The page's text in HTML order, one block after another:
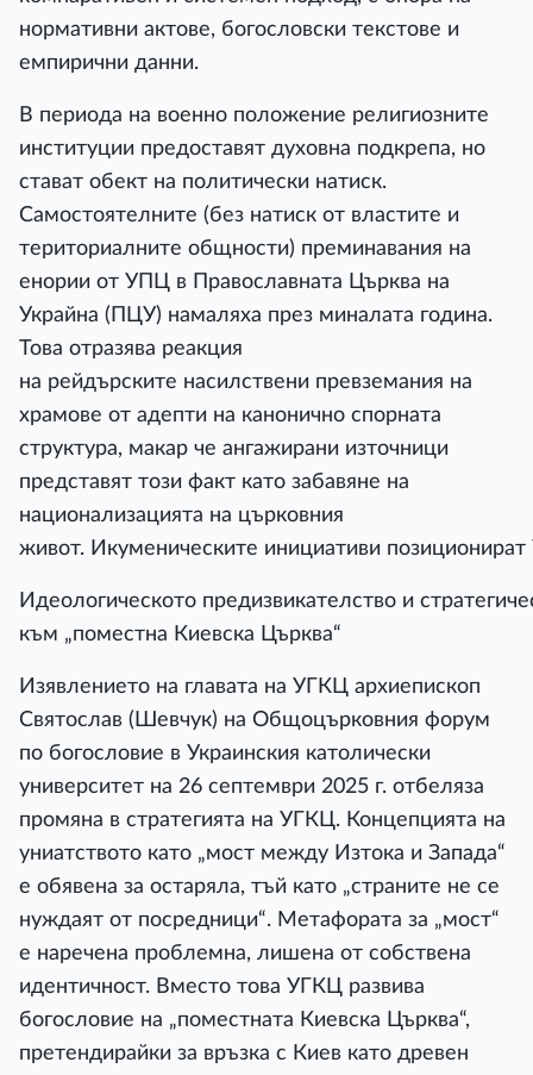
нормативни актове, богословски текстове и
емпирични данни.
В периода на военно положение религиозните
институции предоставят духовна подкрепа, но
стават обект на политически натиск.
Самостоятелните (без натиск от властите и
териториалните общности) преминавания на
енории от УПЦ в Православната Църква на
Украйна (ПЦУ) намаляха през миналата година.
Това отразява реакция
на рейдърските насилствени превземания на
храмове от адепти на канонично спорната
структура, макар че ангажирани източници
представят този факт като забавяне на
национализацията на църковния
живот. Икуменическите инициативи
Идеологическото предизвикателство и
към „поместна Киевска Църква“
Изявлението на главата на УГКЦ архиепископ
Святослав (Шевчук) на Общоцърковния форум
по богословие в Украинския католически
университет на 26 септември 2025 г. отбеляза
промяна в стратегията на УГКЦ. Концепцията на
униатството като „мост между Изтока и Запада“
е обявена за остаряла, тъй като „страните не се
нуждаят от посредници“. Метафората за „мост“
е наречена проблемна, лишена от собствена
идентичност. Вместо това УГКЦ развива
богословие на „поместната Киевска Църква“,
претендирайки за връзка с Киев като древен